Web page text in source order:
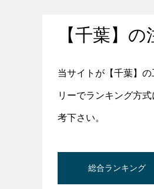
【千葉】
当サイトが【千葉】の
リーでランキング方
考下さい。
総合ランキング